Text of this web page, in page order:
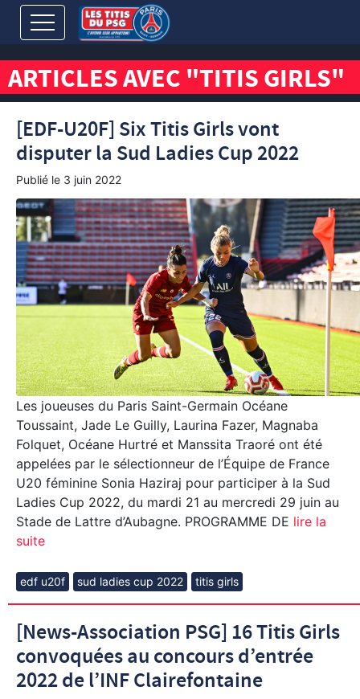
ARTICLES AVEC "TITIS GIRLS"
[EDF-U20F] Six Titis Girls vont
disputer la Sud Ladies Cup 2022
Publié le 3 juin 2022
Les joueuses du Paris Saint-Germain Océane
Toussaint, Jade Le Guilly, Laurina Fazer, Magnaba
Folquet, Océane Hurtré et Manssita Traoré ont été
appelées par le sélectionneur de l’Équipe de France
U20 féminine Sonia Haziraj pour participer à la Sud
Ladies Cup 2022, du mardi 21 au mercredi 29 juin au
Stade de Lattre d’Aubagne. PROGRAMME DE lire la
suite
edf u20f sud ladies cup 2022 titis girls
[News-Association PSG] 16 Titis Girls
convoquées au concours d’entrée
2022 de l’INF Clairefontaine